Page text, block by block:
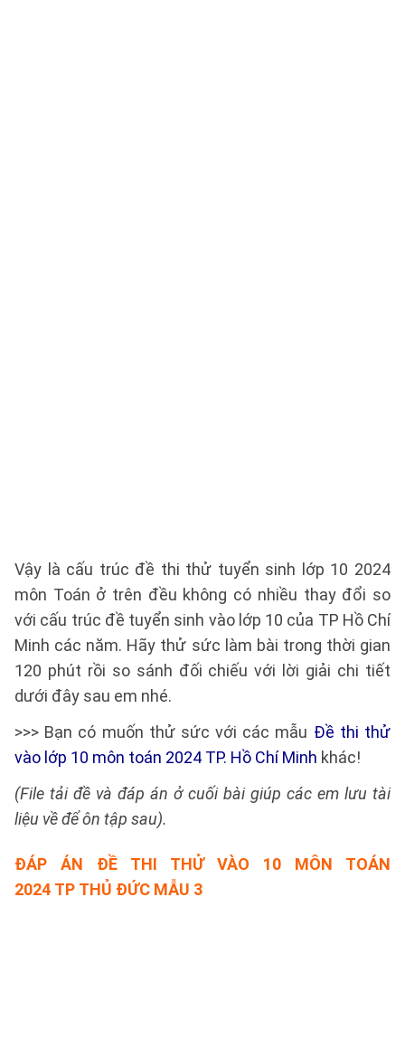
Vậy là cấu trúc đề thi thử tuyển sinh lớp 10 2024
môn Toán ở trên đều không có nhiều thay đổi so
với cấu trúc đề tuyển sinh vào lớp 10 của TP Hồ Chí
Minh các năm. Hãy thử sức làm bài trong thời gian
120 phút rồi so sánh đối chiếu với lời giải chi tiết
dưới đây sau em nhé.
>>> Bạn có muốn thử sức với các mẫu Đề thi thử
vào lớp 10 môn toán 2024 TP. Hồ Chí Minh khác!
(File tải đề và đáp án ở cuối bài giúp các em lưu tài
liệu về để ôn tập sau).
ĐÁP ÁN ĐỀ THI THỬ VÀO 10 MÔN TOÁN
2024 TP THỦ ĐỨC MẪU 3